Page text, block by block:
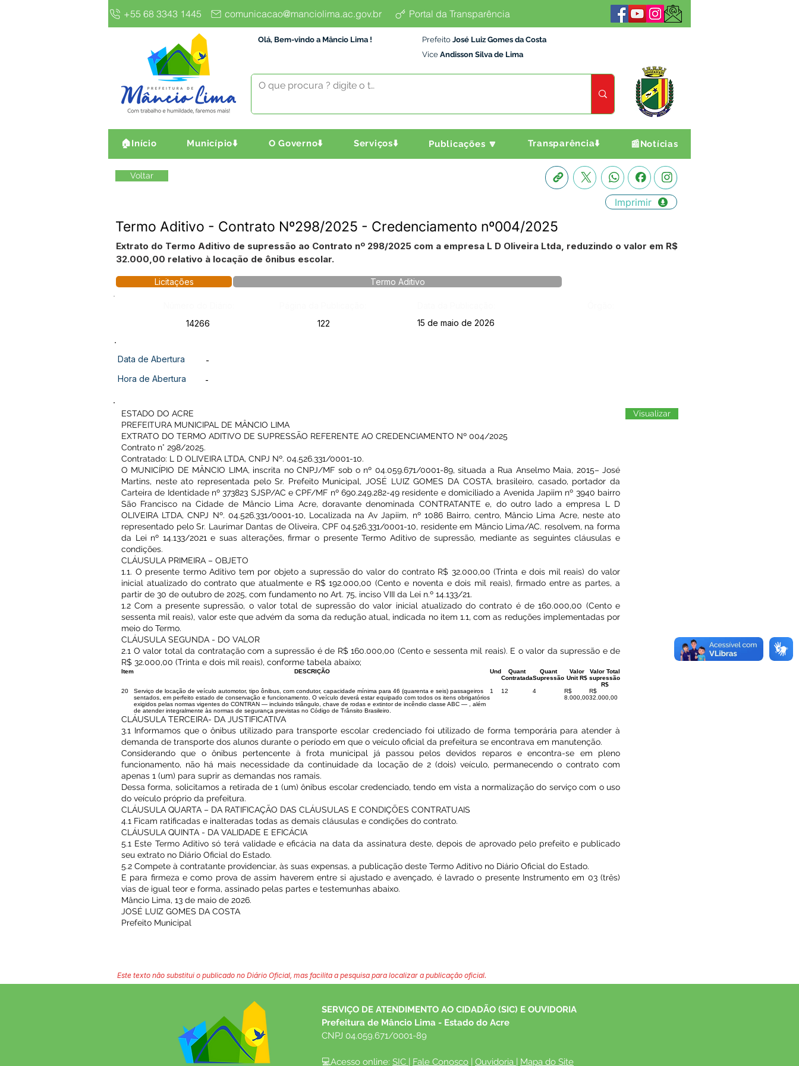
+55 68 3343 1445 comunicacao@manciolima.ac.gov.br Portal da Transparência
Olá, Bem-vindo a Mâncio Lima ! Prefeito José Luiz Gomes da Costa
Vice Andisson Silva de Lima
🏠Início Município⬇️ O Governo⬇️ Serviços⬇️ Publicações 🔽 Transparência⬇️ 📰Notícias
Voltar
Imprimir
Termo Aditivo - Contrato Nº298/2025 - Credenciamento nº004/2025
Extrato do Termo Aditivo de supressão ao Contrato nº 298/2025 com a empresa L D Oliveira Ltda, reduzindo o valor em R$
32.000,00 relativo à locação de ônibus escolar.
Licitações Termo Aditivo
14266
122 15 de maio de 2026
Data de Abertura
-
Hora de Abertura
-
ESTADO DO ACRE
PREFEITURA MUNICIPAL DE MÂNCIO LIMA
EXTRATO DO TERMO ADITIVO DE SUPRESSÃO REFERENTE AO CREDENCIAMENTO Nº 004/2025
Contrato n° 298/2025.
Contratado: L D OLIVEIRA LTDA, CNPJ Nº. 04.526.331/0001-10.
O MUNICÍPIO DE MÂNCIO LIMA, inscrita no CNPJ/MF sob o nº 04.059.671/0001-89, situada a Rua Anselmo Maia, 2015– José
Martins, neste ato representada pelo Sr. Prefeito Municipal, JOSÉ LUIZ GOMES DA COSTA, brasileiro, casado, portador da
Carteira de Identidade nº 373823 SJSP/AC e CPF/MF nº 690.249.282-49 residente e domiciliado a Avenida Japiim nº 3940 bairro
São Francisco na Cidade de Mâncio Lima Acre, doravante denominada CONTRATANTE e, do outro lado a empresa L D
OLIVEIRA LTDA, CNPJ Nº. 04.526.331/0001-10, Localizada na Av Japiim, nº 1086 Bairro, centro, Mâncio Lima Acre, neste ato
representado pelo Sr. Laurimar Dantas de Oliveira, CPF 04.526.331/0001-10, residente em Mâncio Lima/AC. resolvem, na forma
da Lei nº 14.133/2021 e suas alterações, firmar o presente Termo Aditivo de supressão, mediante as seguintes cláusulas e
condições.
CLÁUSULA PRIMEIRA – OBJETO
1.1. O presente termo Aditivo tem por objeto a supressão do valor do contrato R$ 32.000,00 (Trinta e dois mil reais) do valor
inicial atualizado do contrato que atualmente e R$ 192.000,00 (Cento e noventa e dois mil reais), firmado entre as partes, a
partir de 30 de outubro de 2025, com fundamento no Art. 75, inciso VIII da Lei n.º 14.133/21.
1.2 Com a presente supressão, o valor total de supressão do valor inicial atualizado do contrato é de 160.000,00 (Cento e
sessenta mil reais), valor este que advém da soma da redução atual, indicada no item 1.1, com as reduções implementadas por
meio do Termo.
CLÁUSULA SEGUNDA - DO VALOR
2.1 O valor total da contratação com a supressão é de R$ 160.000,00 (Cento e sessenta mil reais). E o valor da supressão e de
R$ 32.000,00 (Trinta e dois mil reais), conforme tabela abaixo;
Item DESCRIÇÃO Und
Quant
Contratada
Quant
Supressão
Valor
Unit R$
Valor Total
supressão
R$
20
Serviço de locação de veículo automotor, tipo ônibus, com condutor, capacidade mínima para 46 (quarenta e seis) passageiros
sentados, em perfeito estado de conservação e funcionamento. O veículo deverá estar equipado com todos os itens obrigatórios
exigidos pelas normas vigentes do CONTRAN — incluindo triângulo, chave de rodas e extintor de incêndio classe ABC — , além
de atender integralmente às normas de segurança previstas no Código de Trânsito Brasileiro.
1 12 4
R$
8.000,00
R$
32.000,00
CLÁUSULA TERCEIRA- DA JUSTIFICATIVA
3.1 Informamos que o ônibus utilizado para transporte escolar credenciado foi utilizado de forma temporária para atender à
demanda de transporte dos alunos durante o período em que o veículo oficial da prefeitura se encontrava em manutenção.
Considerando que o ônibus pertencente à frota municipal já passou pelos devidos reparos e encontra-se em pleno
funcionamento, não há mais necessidade da continuidade da locação de 2 (dois) veículo, permanecendo o contrato com
apenas 1 (um) para suprir as demandas nos ramais.
Dessa forma, solicitamos a retirada de 1 (um) ônibus escolar credenciado, tendo em vista a normalização do serviço com o uso
do veículo próprio da prefeitura.
CLÁUSULA QUARTA – DA RATIFICAÇÃO DAS CLÁUSULAS E CONDIÇÕES CONTRATUAIS
4.1 Ficam ratificadas e inalteradas todas as demais cláusulas e condições do contrato.
CLÁUSULA QUINTA - DA VALIDADE E EFICÁCIA
5.1 Este Termo Aditivo só terá validade e eficácia na data da assinatura deste, depois de aprovado pelo prefeito e publicado
seu extrato no Diário Oficial do Estado.
5.2 Compete à contratante providenciar, às suas expensas, a publicação deste Termo Aditivo no Diário Oficial do Estado.
E para firmeza e como prova de assim haverem entre si ajustado e avençado, é lavrado o presente Instrumento em 03 (três)
vias de igual teor e forma, assinado pelas partes e testemunhas abaixo.
Mâncio Lima, 13 de maio de 2026.
JOSÉ LUIZ GOMES DA COSTA
Prefeito Municipal
Visualizar
Este texto não substitui o publicado no Diário Oficial, mas facilita a pesquisa para localizar a publicação oficial.
SERVIÇO DE ATENDIMENTO AO CIDADÃO (SIC) E OUVIDORIA
Prefeitura de Mâncio Lima - Estado do Acre
CNPJ 04.059.671/0001-89
💻Acesso online: SIC | Fale Conosco | Ouvidoria | Mapa do Site